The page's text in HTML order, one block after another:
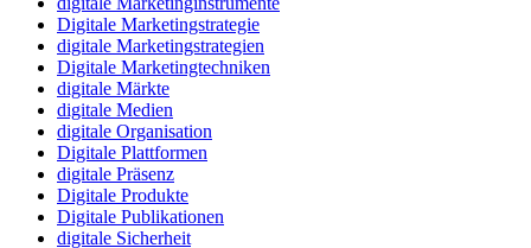
Digitale Marketingstrategie
digitale Marketingstrategien
Digitale Marketingtechniken
digitale Märkte
digitale Medien
digitale Organisation
Digitale Plattformen
digitale Präsenz
Digitale Produkte
Digitale Publikationen
digitale Sicherheit